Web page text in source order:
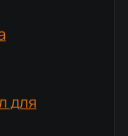
для